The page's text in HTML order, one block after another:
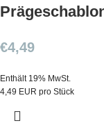
€4,49
Enthält 19% MwSt.
4,49 EUR pro Stück